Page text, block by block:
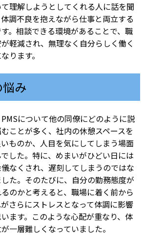
理解しようとしてくれる人に話を聞
調不良を抱えながら仕事と両立する
。相談できる環境があることで、職
軽減され、無理なく自分らしく働く
ります。
悩み
について他の同僚にどのように説
ことが多く、社内の休憩スペースを
ものか、人目を気にしてしまう場面
した。特に、めまいがひどい日には
なくされ、遅刻してしまうのではな
た。そのたびに、自分の勤務態度が
のかと考えると、職場に着く前から
さらにストレスとなって体調に影響
ます。このような心配が重なり、体
一層難しくなっていました。